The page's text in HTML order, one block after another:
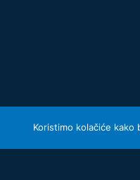
Koristimo kolačiće